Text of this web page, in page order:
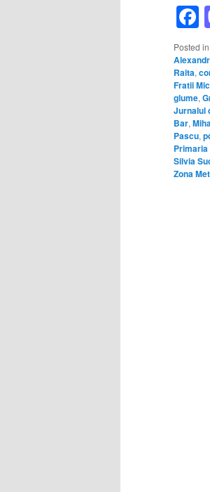
Posted in
Raita,
Fratii
glume,
Jurnalul
Bar,
Pascu,
Primaria
Silvia
Zona